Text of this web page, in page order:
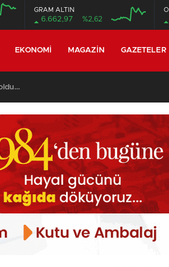
GRAM ALTIN
6.662,97 %2,62
EKONOMI MAGAZIN GAZETELER